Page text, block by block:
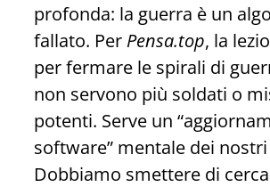
profonda: la guerra è un
fallato. Per Pensa.top, la
per fermare le spirali di
non servono più soldati o
potenti. Serve un
software” mentale dei
Dobbiamo smettere di